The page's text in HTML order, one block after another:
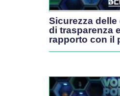
Sicurezza delle
di trasparenza
rapporto con il